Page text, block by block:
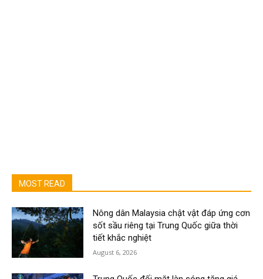
MOST READ
Nông dân Malaysia chật vật đáp ứng cơn
sốt sầu riêng tại Trung Quốc giữa thời
tiết khắc nghiệt
August 6, 2026